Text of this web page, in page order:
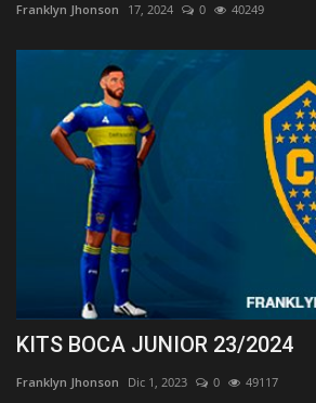
Franklyn Jhonson 17, 2024 0 40249
KITS BOCA JUNIOR 23/2024
Franklyn Jhonson Dic 1, 2023 0 49117